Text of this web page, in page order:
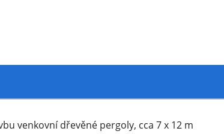
venkovní dřevěné pergoly, cca 7 x 12 m